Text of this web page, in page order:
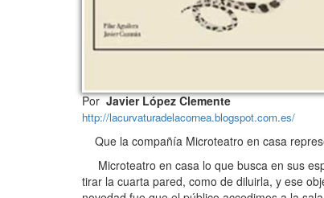
PorJavier López Clemente
http://lacurvaturadelacornea.blogspot.com.es/
Que la compañía Microteatro en casa
Microteatro en casa lo que busca en sus
tirar la cuarta pared, como de diluirla, y ese